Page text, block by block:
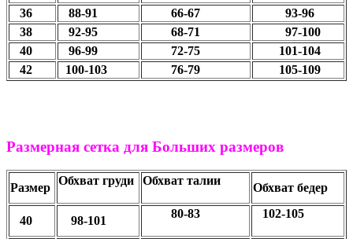
36 88-91 66-67
93-96
38
92-95 68-71
97-100
40
96-99 72-75
101-104
42
100-103 76-79 105-109
Размерная сетка для Больших размеров
Размер
Обхват груди Обхват талии
Обхват бедер
40 98-101
80-83 102-105